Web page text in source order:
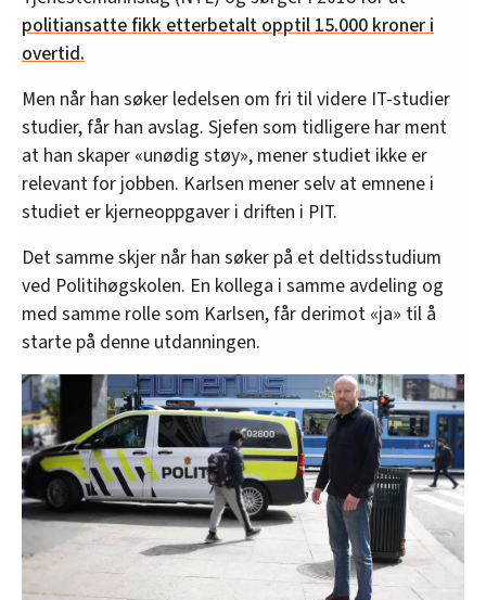
politiansatte fikk etterbetalt opptil 15.000 kroner i
overtid.
Men når han søker ledelsen om fri til videre IT-studier
studier, får han avslag. Sjefen som tidligere har ment
at han skaper «unødig støy», mener studiet ikke er
relevant for jobben. Karlsen mener selv at emnene i
studiet er kjerneoppgaver i driften i PIT.
Det samme skjer når han søker på et deltidsstudium
ved Politihøgskolen. En kollega i samme avdeling og
med samme rolle som Karlsen, får derimot «ja» til å
starte på denne utdanningen.